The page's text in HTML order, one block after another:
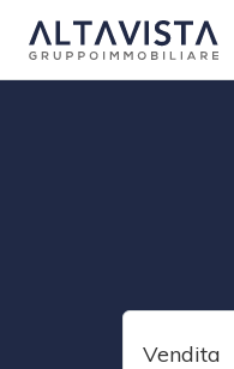
Vendita